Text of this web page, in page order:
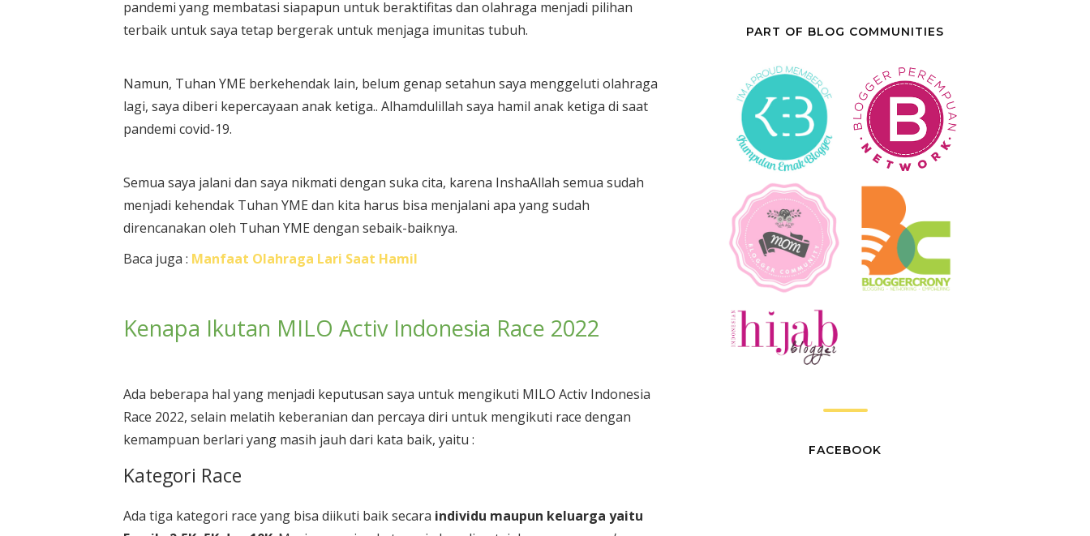
pandemi yang membatasi siapapun untuk beraktifitas dan olahraga menjadi pilihan
terbaik untuk saya tetap bergerak untuk menjaga imunitas tubuh.
Namun, Tuhan YME berkehendak lain, belum genap setahun saya menggeluti olahraga
lagi, saya diberi kepercayaan anak ketiga.. Alhamdulillah saya hamil anak ketiga di saat
pandemi covid-19.
Semua saya jalani dan saya nikmati dengan suka cita, karena InshaAllah semua sudah
menjadi kehendak Tuhan YME dan kita harus bisa menjalani apa yang sudah
direncanakan oleh Tuhan YME dengan sebaik-baiknya.
Baca juga : Manfaat Olahraga Lari Saat Hamil
Kenapa Ikutan MILO Activ Indonesia Race 2022
Ada beberapa hal yang menjadi keputusan saya untuk mengikuti MILO Activ Indonesia
Race 2022, selain melatih keberanian dan percaya diri untuk mengikuti race dengan
kemampuan berlari yang masih jauh dari kata baik, yaitu :
Kategori Race
Ada tiga kategori race yang bisa diikuti baik secara individu maupun keluarga yaitu
PART OF BLOG COMMUNITIES
FACEBOOK